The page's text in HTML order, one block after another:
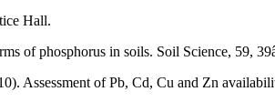
Hall.
of phosphorus in soils. Soil Science, 59,
of Pb, Cd, Cu and Zn